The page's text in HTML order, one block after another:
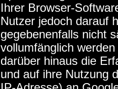
Ihrer Browser-
Nutzer jedoch darauf
gegebenenfalls nicht
vollumfänglich
darüber hinaus die
und auf ihre Nutzung